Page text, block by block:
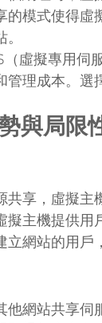
的模式使得
（虛擬專用伺
管理成本。選
與局限
共享，虛擬主
擬主機提供用
立網站的用戶
他網站共享伺